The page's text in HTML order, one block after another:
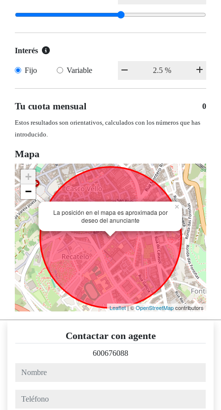
Interés
Fijo Variable
Tu cuota mensual 0
Estos resultados son orientativos, calculados con los números que has
introducido.
Mapa
La posición en el mapa es aproximada por
deseo del anunciante
×
+
−
Leaflet| ©OpenStreetMapcontributors
Contactar con agente
600676088
nombre
teléfono